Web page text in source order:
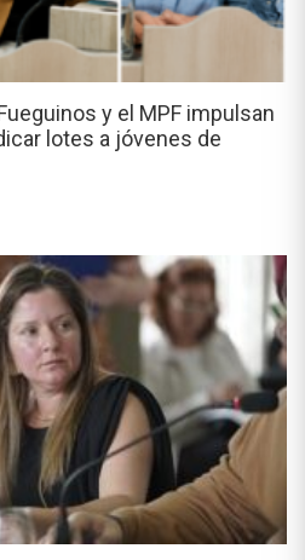
y el MPF impulsan
lotes a jóvenes de